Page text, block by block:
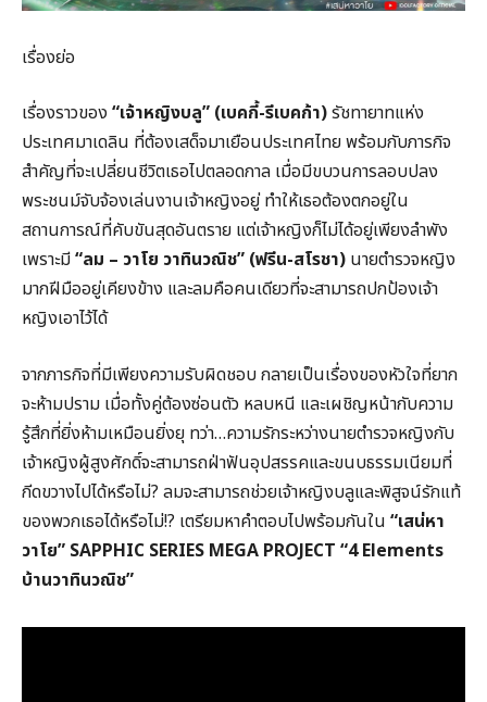
เรื่องย่อ
เรื่องราวของ “เจ้าหญิงบลู” (เบคกี้-รีเบคก้า)รัชทายาทแห่ง
ประเทศมาเดลิน ที่ต้องเสด็จมาเยือนประเทศไทย พร้อมกับภารกิจ
สำคัญที่จะเปลี่ยนชีวิตเธอไปตลอดกาล เมื่อมีขบวนการลอบปลง
พระชนม์จับจ้องเล่นงานเจ้าหญิงอยู่ ทำให้เธอต้องตกอยู่ใน
สถานการณ์ที่คับขันสุดอันตราย แต่เจ้าหญิงก็ไม่ได้อยู่เพียงลำพัง
เพราะมี“ลม – วาโย วาทินวณิช” (ฟรีน-สโรชา) นายตำรวจหญิง
มากฝีมืออยู่เคียงข้าง และลมคือคนเดียวที่จะสามารถปกป้องเจ้า
หญิงเอาไว้ได้
จากภารกิจที่มีเพียงความรับผิดชอบ กลายเป็นเรื่องของหัวใจที่ยาก
จะห้ามปราม เมื่อทั้งคู่ต้องซ่อนตัว หลบหนี และเผชิญหน้ากับความ
รู้สึกที่ยิ่งห้ามเหมือนยิ่งยุ ทว่า…ความรักระหว่างนายตำรวจหญิงกับ
เจ้าหญิงผู้สูงศักดิ์จะสามารถฝ่าฟันอุปสรรคและขนบธรรมเนียมที่
กีดขวางไปได้หรือไม่? ลมจะสามารถช่วยเจ้าหญิงบลูและพิสูจน์รักแท้
ของพวกเธอได้หรือไม่!? เตรียมหาคำตอบไปพร้อมกันใน “เสน่หา
วาโย” SAPPHIC SERIES MEGA PROJECT “4 Elements
บ้านวาทินวณิช”